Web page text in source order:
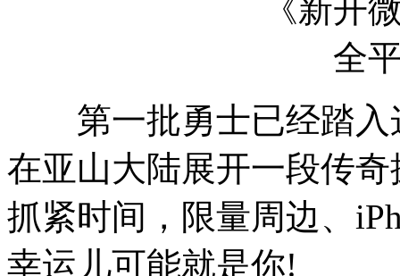
第一批勇士已经踏入
在亚山大陆展开一段传
抓紧时间，限量周边、
幸运儿可能就是你!